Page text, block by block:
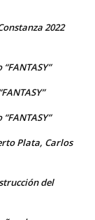
2022
Plata, Carlos
del